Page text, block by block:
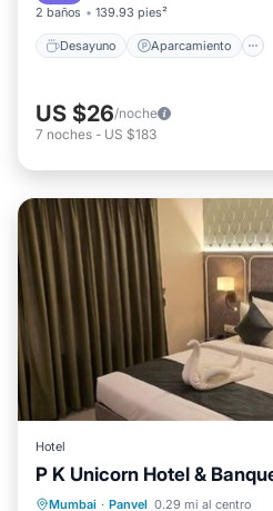
2 baños 139.93 pies²
Desayuno Aparcamiento
US $26/noche
7 noches - US $183
Hotel
P K Unicorn Hotel &
Mumbai · Panvel 0.29 mi al centro
Aparcamiento
Aire